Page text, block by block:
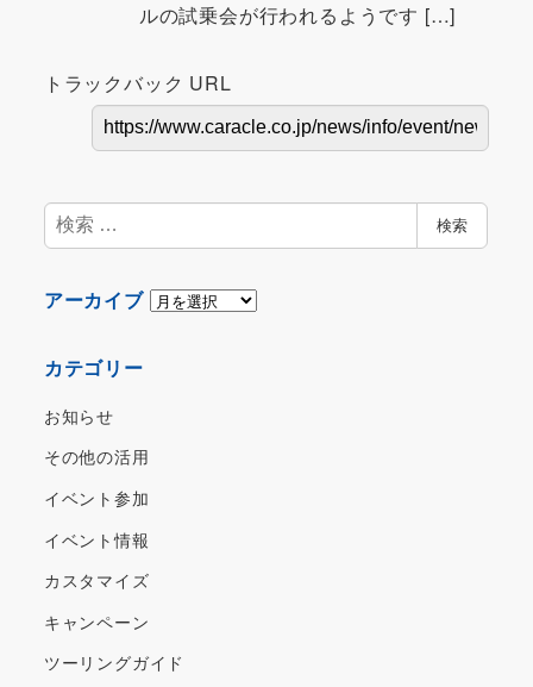
ルの試乗会が行われるようです […]
トラックバック URL
検
索
検索
アーカイブ ア
カテゴリー
お知らせ
その他の活用
イベント参加
イベント情報
カスタマイズ
キャンペーン
ツーリングガイド